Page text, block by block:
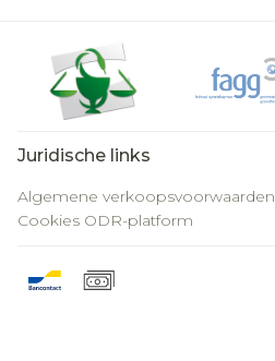
Juridische links
Algemene verkoopsvoorwaarden
Cookies ODR-platform